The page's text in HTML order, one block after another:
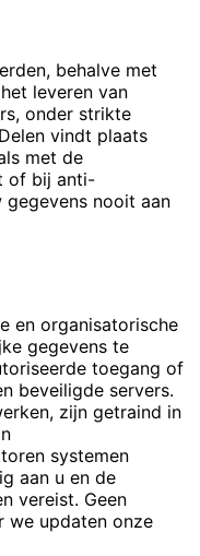
behalve met
leveren van
onder strikte
vindt plaats
met de
of bij anti-
nooit aan
en organisatorische
gegevens te
toegang of
beveiligde servers.
zijn getraind in
systemen
aan u en de
vereist. Geen
we updaten onze